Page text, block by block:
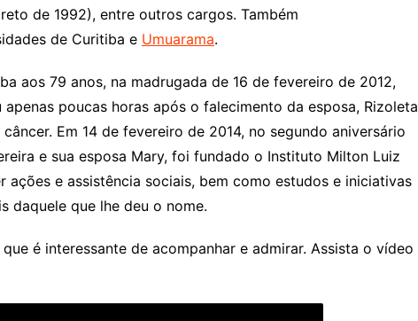
de 1992), entre outros cargos. Também
de Curitiba e Umuarama.
aos 79 anos, na madrugada de 16 de fevereiro de 2012,
poucas horas após o falecimento da esposa, Rizoleta
Em 14 de fevereiro de 2014, no segundo aniversário
e sua esposa Mary, foi fundado o Instituto Milton Luiz
ações e assistência sociais, bem como estudos e iniciativas
daquele que lhe deu o nome.
é interessante de acompanhar e admirar. Assista o vídeo